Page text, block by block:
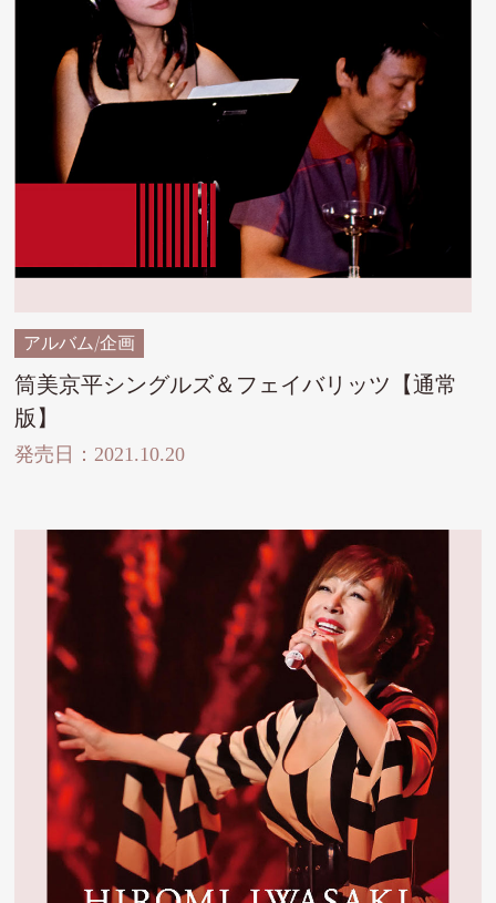
アルバム/企画
筒美京平シングルズ＆フェイバリッツ【通常
版】
発売日：2021.10.20